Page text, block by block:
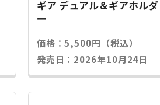
ギア デュアル＆ギアホルダ
ー
価格：5,500円（税込）
発売日：2026年10月24日